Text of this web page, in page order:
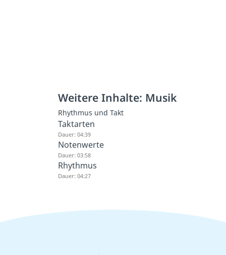
Weitere Inhalte: Musik
Rhythmus und Takt
Taktarten
Dauer: 04:39
Notenwerte
Dauer: 03:58
Rhythmus
Dauer: 04:27